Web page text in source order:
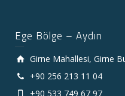
Ege Bölge – Aydın
Girne Mahallesi, Girne
+90 256 213 11 04
+90 533 749 67 97